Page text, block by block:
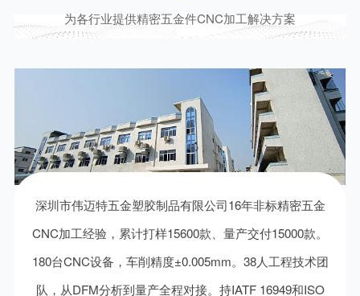
为各行业提供精密五金件CNC加工解决方案
深圳市伟迈特五金塑胶制品有限公司16年非标精密五金
CNC加工经验，累计打样15600款、量产交付15000款。
180台CNC设备，车削精度±0.005mm。38人工程技术团
队，从DFM分析到量产全程对接。持IATF 16949和ISO